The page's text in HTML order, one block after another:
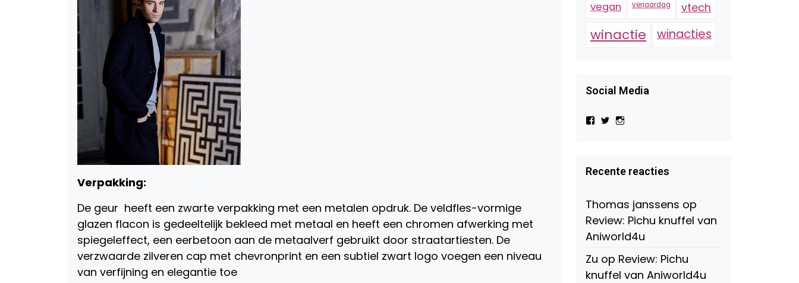
Verpakking:
De geur heeft een zwarte verpakking met een metalen opdruk. De veldfles-vormige
glazen flacon is gedeeltelijk bekleed met metaal en heeft een chromen afwerking met
spiegeleffect, een eerbetoon aan de metaalverf gebruikt door straatartiesten. De
verzwaarde zilveren cap met chevronprint en een subtiel zwart logo voegen een niveau
van verfijning en elegantie toe
vegan verjaardag vtech
winactie winacties
Social Media
Bekijk
Beauty-
147775071915783/?
Facebook
Bekijk
op
Twitter
op
Instagram
Recente reacties
Thomas janssens op
Review: Pichu knuffel van
Aniworld4u
Zu op Review: Pichu
knuffel van Aniworld4u